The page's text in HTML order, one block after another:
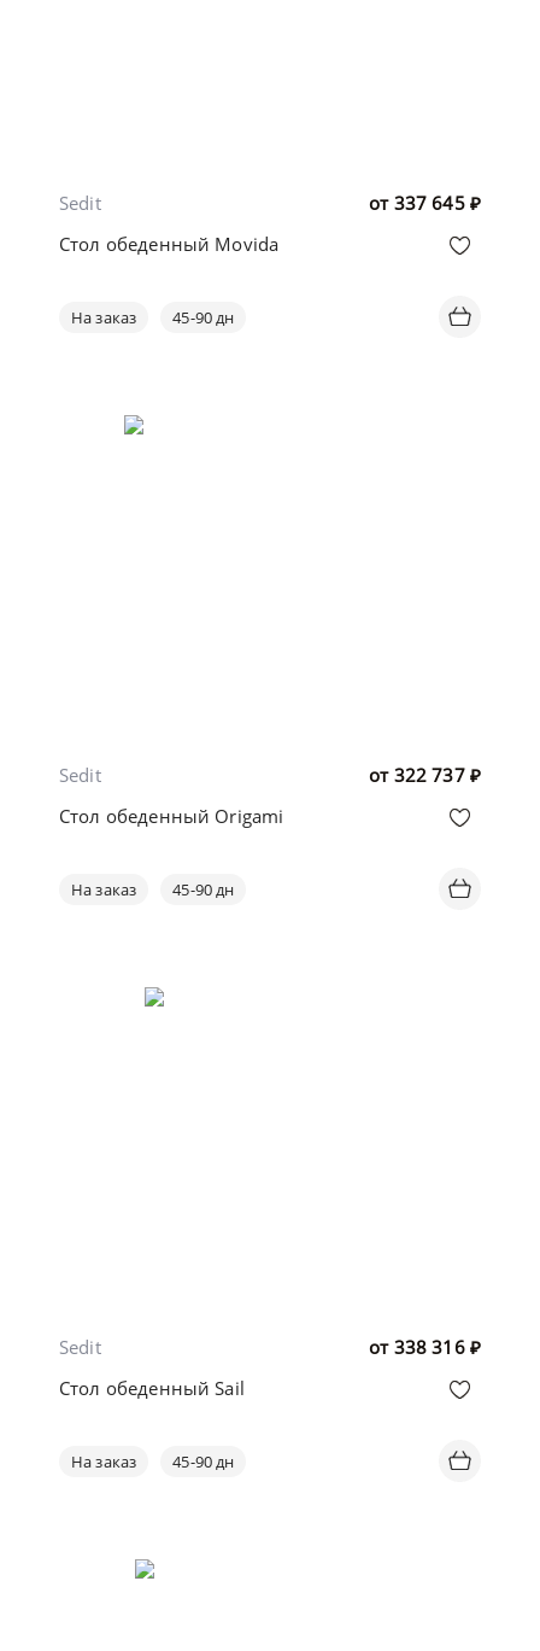
от 337 645 ₽
Sedit
Стол обеденный Movida
На заказ 45-90 дн
от 322 737 ₽
Sedit
Стол обеденный Origami
На заказ 45-90 дн
от 338 316 ₽
Sedit
Стол обеденный Sail
На заказ 45-90 дн